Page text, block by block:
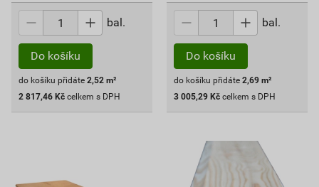
bal.
Do košíku
do košíku přidáte 2,52 m²
2 817,46 Kč celkem s DPH
bal.
Do košíku
do košíku přidáte 2,69 m²
3 005,29 Kč celkem s DPH